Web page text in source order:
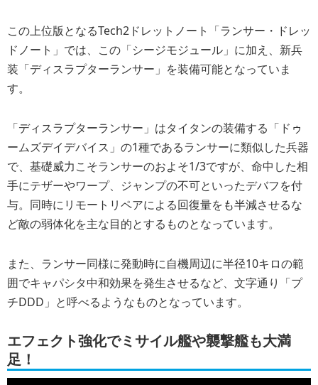
この上位版となるTech2ドレットノート「ランサー・ドレッ
ドノート」では、この「シージモジュール」に加え、新兵
装「ディスラプターランサー」を装備可能となっていま
す。
「ディスラプターランサー」はタイタンの装備する「ドゥ
ームズデイデバイス」の1種であるランサーに類似した兵器
で、基礎威力こそランサーのおよそ1/3ですが、命中した相
手にテザーやワープ、ジャンプの不可といったデバフを付
与。同時にリモートリペアによる回復量をも半減させるな
ど敵の弱体化を主な目的とするものとなっています。
また、ランサー同様に発動時に自機周辺に半径10キロの範
囲でキャパシタ中和効果を発生させるなど、文字通り「プ
チDDD」と呼べるようなものとなっています。
エフェクト強化でミサイル艦や襲撃艦も大満
足！